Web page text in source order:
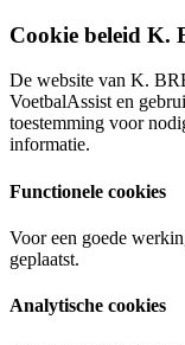
Cookie beleid K.
De website van K.
VoetbalAssist en
toestemming voor
informatie.
Functionele cookies
Voor een goede
geplaatst.
Analytische cookies